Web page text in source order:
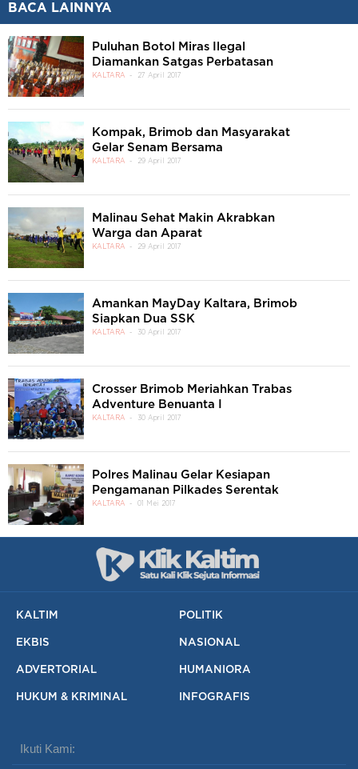
BACA LAINNYA
Puluhan Botol Miras Ilegal
Diamankan Satgas Perbatasan
KALTARA 27 April 2017
Kompak, Brimob dan Masyarakat
Gelar Senam Bersama
KALTARA 29 April 2017
Malinau Sehat Makin Akrabkan
Warga dan Aparat
KALTARA 29 April 2017
Amankan MayDay Kaltara, Brimob
Siapkan Dua SSK
KALTARA 30 April 2017
Crosser Brimob Meriahkan Trabas
Adventure Benuanta I
KALTARA 30 April 2017
Polres Malinau Gelar Kesiapan
Pengamanan Pilkades Serentak
KALTARA 01 Mei 2017
KALTIM POLITIK
EKBIS NASIONAL
ADVERTORIAL HUMANIORA
HUKUM & KRIMINAL INFOGRAFIS
Ikuti Kami: